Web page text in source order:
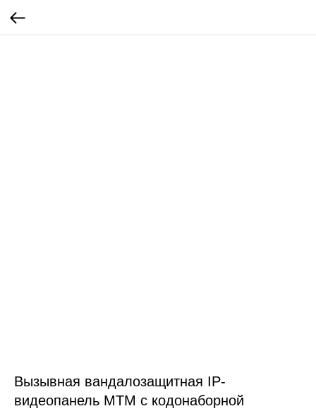
Вызывная вандалозащитная IP-
видеопанель MTM с кодонаборной